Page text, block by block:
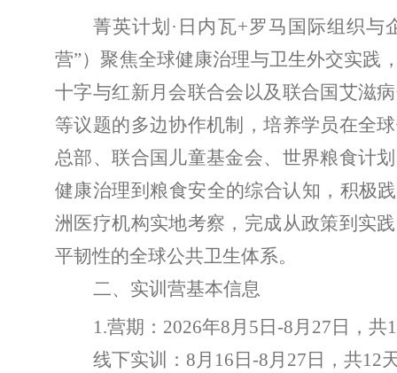
菁英计划 · 日内瓦+罗马国际组织与
营”）聚焦全球健康治理与卫生外交实践
十字与红新月会联合会以及联合国艾滋
等议题的多边协作机制，培养学员在全
总部、联合国儿童基金会、世界粮食计
健康治理到粮食安全的综合认知，积极
洲医疗机构实地考察，完成从政策到实
平韧性的全球公共卫生体系。
二、实训营基本信息
1.营期： 2026年8月 5 日 -8月 27 日，共
线下实训： 8月 16 日 -8月 27 日，共12